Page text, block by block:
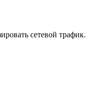
сетевой трафик.